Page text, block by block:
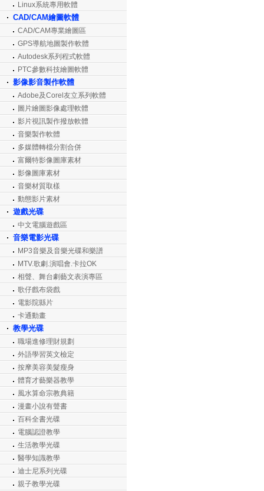
Linux系統專用軟體
CAD/CAM繪圖軟體
CAD/CAM專業繪圖區
GPS導航地圖製作軟體
Autodesk系列程式軟體
PTC參數科技繪圖軟體
影像影音製作軟體
Adobe及Corel友立系列軟體
圖片繪圖影像處理軟體
影片視訊製作撥放軟體
音樂製作軟體
多媒體轉檔分割合併
富爾特影像圖庫素材
影像圖庫素材
音樂材質取樣
動態影片素材
遊戲光碟
中文電腦遊戲區
音樂電影光碟
MP3音樂及音樂光碟和樂譜
MTV.歌劇.演唱會.卡拉OK
相聲、舞台劇藝文表演專區
歌仔戲布袋戲
電影院縣片
卡通動畫
教學光碟
職場進修理財規劃
外語學習英文檢定
按摩美容美髮瘦身
體育才藝樂器教學
風水算命宗教典籍
漫畫小說有聲書
百科全書光碟
電腦認證教學
生活教學光碟
醫學知識教學
迪士尼系列光碟
親子教學光碟